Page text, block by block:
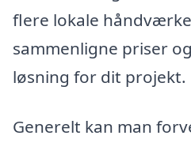
flere lokale
sammenligne priser
løsning for dit projekt.
Generelt kan man